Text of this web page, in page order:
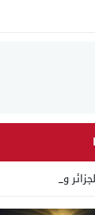
وأرقاما ب_